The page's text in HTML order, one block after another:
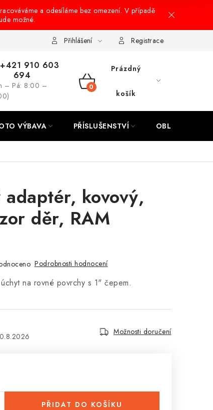
a odesíláme bez omezení. V případě
možné.
osobních údajů Návody na montáž
Přihlášení Registrace
+421 910 603
694
– Pá: 8:00 –
NÁKUPNÍ
Prázdný
košík
VÝBAVA PŘÍSLUŠENSTVÍ OBLEČENÍ
adaptér, kovový,
děr, RAM
Podrobnosti hodnocení
na rovné povrchy s 1" čepem.
Možnosti doručení
PŘIDAT DO KOŠÍKU